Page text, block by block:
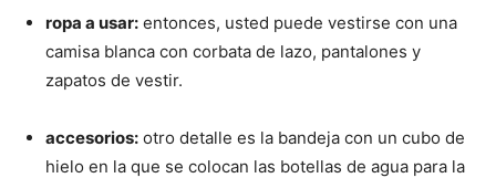
ropa a usar: entonces, usted puede vestirse con una
camisa blanca con corbata de lazo, pantalones y
zapatos de vestir.
accesorios: otro detalle es la bandeja con un cubo de
hielo en la que se colocan las botellas de agua para la